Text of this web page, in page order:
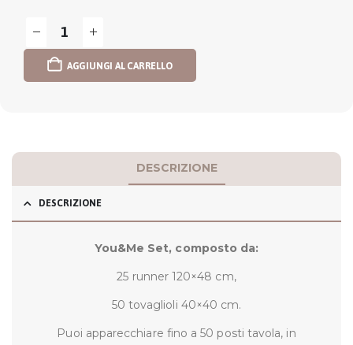
AGGIUNGI AL CARRELLO
DESCRIZIONE
DESCRIZIONE
You&Me Set, composto da:
25 runner 120×48 cm,
50 tovaglioli 40×40 cm.
Puoi apparecchiare fino a 50 posti tavola, in